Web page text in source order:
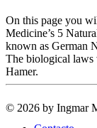
On this page you
Medicine’s 5
known as German
The biological laws
Hamer.
© 2026 by Ingmar